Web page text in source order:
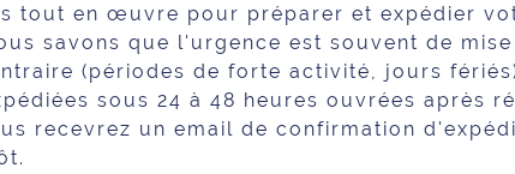
tout en œuvre pour préparer et expédier
savons que l'urgence est souvent de
(périodes de forte activité, jours
sous 24 à 48 heures ouvrées après
recevrez un email de confirmation